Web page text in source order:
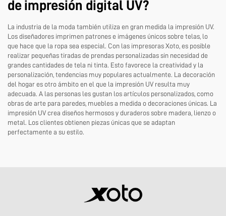
de impresión digital UV?
La industria de la moda también utiliza en gran medida la impresión UV.
Los diseñadores imprimen patrones e imágenes únicos sobre telas, lo
que hace que la ropa sea especial. Con las impresoras Xoto, es posible
realizar pequeñas tiradas de prendas personalizadas sin necesidad de
grandes cantidades de tela ni tinta. Esto favorece la creatividad y la
personalización, tendencias muy populares actualmente. La decoración
del hogar es otro ámbito en el que la impresión UV resulta muy
adecuada. A las personas les gustan los artículos personalizados, como
obras de arte para paredes, muebles a medida o decoraciones únicas. La
impresión UV crea diseños hermosos y duraderos sobre madera, lienzo o
metal. Los clientes obtienen piezas únicas que se adaptan
perfectamente a su estilo.